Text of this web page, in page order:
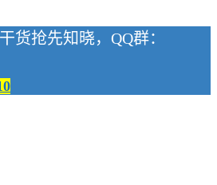
货抢先知晓，QQ群：